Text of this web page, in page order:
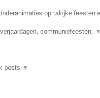
op talrijke feesten
communiefeesten, ▼
posts ▼